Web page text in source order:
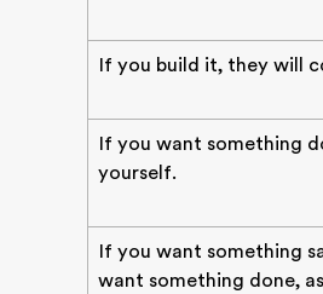
If you build it, they will
If you want something
yourself.
If you want something
want something done,